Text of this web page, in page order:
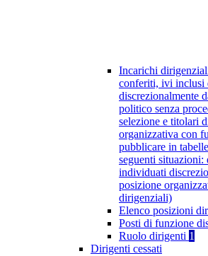
Incarichi
conferiti, ivi inclusi
discrezionalmente
politico senza
selezione e titolari
organizzativa con
pubblicare in
seguenti
individuati
posizione
dirigenziali)
Elenco posizioni
Posti di funzione
Ruolo dirigenti 1
Dirigenti cessati